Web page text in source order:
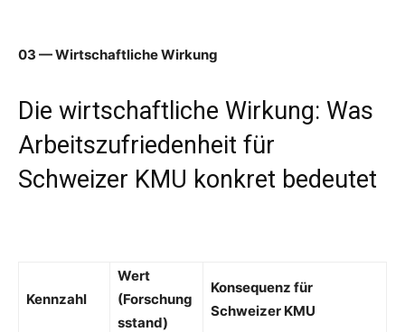
03 — Wirtschaftliche Wirkung
Die wirtschaftliche Wirkung: Was
Arbeitszufriedenheit für
Schweizer KMU konkret bedeutet
Kennzahl
Wert
(Forschung
sstand)
Konsequenz für
Schweizer KMU